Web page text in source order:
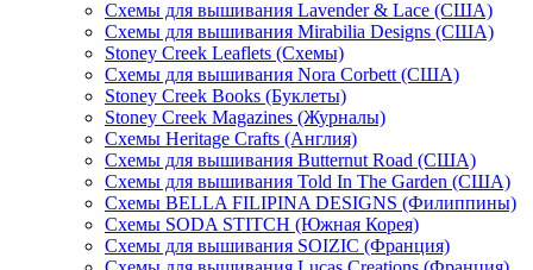
Схемы для вышивания Lavender & Lace (США)
Схемы для вышивания Mirabilia Designs (США)
Stoney Creek Leaflets (Схемы)
Схемы для вышивания Nora Corbett (США)
Stoney Creek Books (Буклеты)
Stoney Creek Magazines (Журналы)
Схемы Heritage Crafts (Англия)
Схемы для вышивания Butternut Road (США)
Схемы для вышивания Told In The Garden (США)
Схемы BELLA FILIPINA DESIGNS (Филиппины)
Схемы SODA STITCH (Южная Корея)
Схемы для вышивания SOIZIC (Франция)